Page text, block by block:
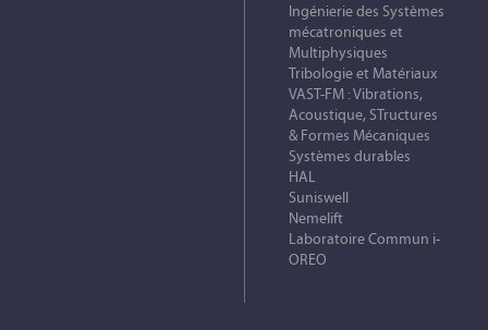
Ingénierie des Systèmes
mécatroniques et
Multiphysiques
Tribologie et Matériaux
VAST-FM : Vibrations,
Acoustique, STructures
& Formes Mécaniques
Systèmes durables
HAL
Suniswell
Nemelift
Laboratoire Commun i-
OREO